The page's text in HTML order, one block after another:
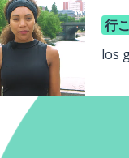
行
los